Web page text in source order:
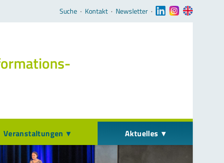
Navigation überspringen
Suche ‧ Kontakt ‧ Newsletter ‧
Veranstaltungen Aktuelles